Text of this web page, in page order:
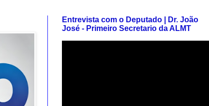
Entrevista com o Deputado | Dr. João
José - Primeiro Secretario da ALMT